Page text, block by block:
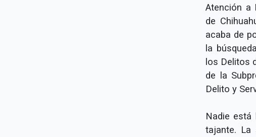
Atención a
de
acaba de
la
los Delitos
de la
Delito y
Nadie está
tajante. La